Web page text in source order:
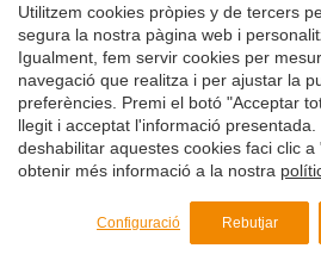
Utilitzem cookies pròpies y de tercers
segura la nostra pàgina web i
Igualment, fem servir cookies per
navegació que realitza i per ajustar la
preferències. Premi el botó "Acceptar
llegit i acceptat l'informació
deshabilitar aquestes cookies faci clic
obtenir més informació a la nostra
Configuració Rebutjar
informació sobre les preferències i
de l'usuari a través de l'observació
hàbits de navegació. Gràcies a
hàbits de navegació al lloc web i
relacionada amb el perfil de
Guardar configuració